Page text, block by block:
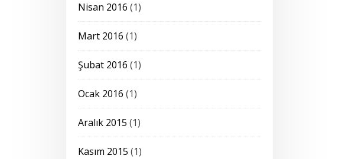
Nisan 2016 (1)
Mart 2016 (1)
Şubat 2016 (1)
Ocak 2016 (1)
Aralık 2015 (1)
Kasım 2015 (1)